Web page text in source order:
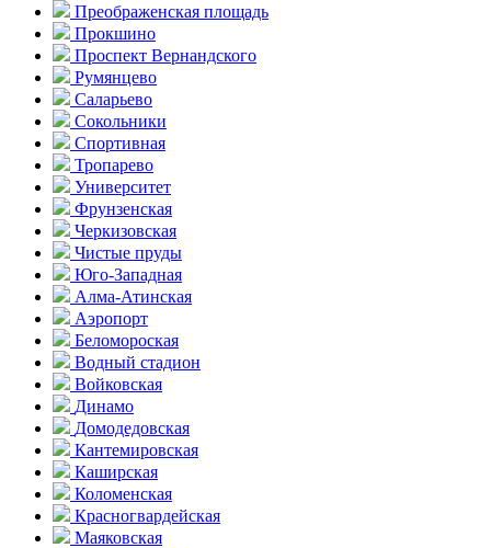
Преобра­женская площадь
Прокшино
Проспект Вернандского
Румянцево
Саларьево
Сокольники
Спортивная
Тропарево
Университет
Фрунзенская
Черкизовская
Чистые пруды
Юго-Западная
Алма-Атинская
Аэропорт
Беломороская
Водный стадион
Войковская
Динамо
Домоде­довская
Кантеми­ровская
Каширская
Коломенская
Красногвар­дейская
Маяковская